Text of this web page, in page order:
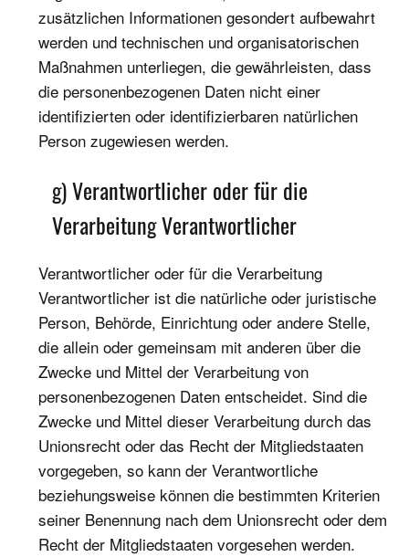
zusätzlichen Informationen gesondert aufbewahrt
werden und technischen und organisatorischen
Maßnahmen unterliegen, die gewährleisten, dass
die personenbezogenen Daten nicht einer
identifizierten oder identifizierbaren natürlichen
Person zugewiesen werden.
g) Verantwortlicher oder für die
Verarbeitung Verantwortlicher
Verantwortlicher oder für die Verarbeitung
Verantwortlicher ist die natürliche oder juristische
Person, Behörde, Einrichtung oder andere Stelle,
die allein oder gemeinsam mit anderen über die
Zwecke und Mittel der Verarbeitung von
personenbezogenen Daten entscheidet. Sind die
Zwecke und Mittel dieser Verarbeitung durch das
Unionsrecht oder das Recht der Mitgliedstaaten
vorgegeben, so kann der Verantwortliche
beziehungsweise können die bestimmten Kriterien
seiner Benennung nach dem Unionsrecht oder dem
Recht der Mitgliedstaaten vorgesehen werden.